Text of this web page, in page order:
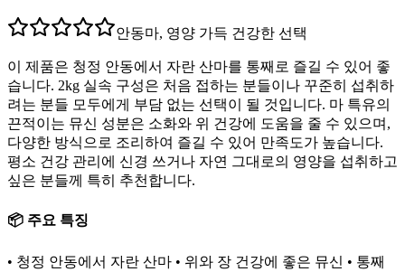
안동마, 영양 가득 건강한 선택
이 제품은 청정 안동에서 자란 산마를 통째로 즐길 수 있어 좋
습니다. 2kg 실속 구성은 처음 접하는 분들이나 꾸준히 섭취하
려는 분들 모두에게 부담 없는 선택이 될 것입니다. 마 특유의
끈적이는 뮤신 성분은 소화와 위 건강에 도움을 줄 수 있으며,
다양한 방식으로 조리하여 즐길 수 있어 만족도가 높습니다.
평소 건강 관리에 신경 쓰거나 자연 그대로의 영양을 섭취하고
싶은 분들께 특히 추천합니다.
📦 주요 특징
• 청정 안동에서 자란 산마 • 위와 장 건강에 좋은 뮤신 • 통째